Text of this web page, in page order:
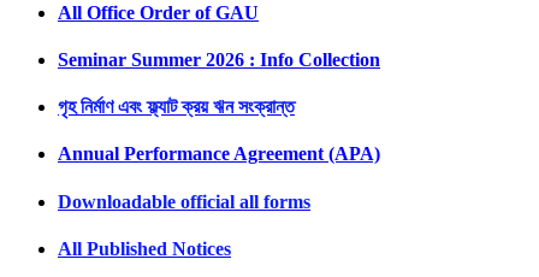
All Office Order of GAU
Seminar Summer 2026 : Info Collection
গৃহ নির্মাণ এবং ফ্ল্যাট ক্রয় ঋন সংক্রান্ত
Annual Performance Agreement (APA)
Downloadable official all forms
All Published Notices